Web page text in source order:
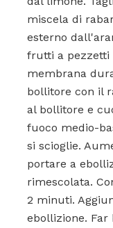
miscela di
esterno
frutti a pezzetti
membrana
bollitore con il
al bollitore e
fuoco medio-
si scioglie.
portare a
rimescolata.
2 minuti.
ebollizione.